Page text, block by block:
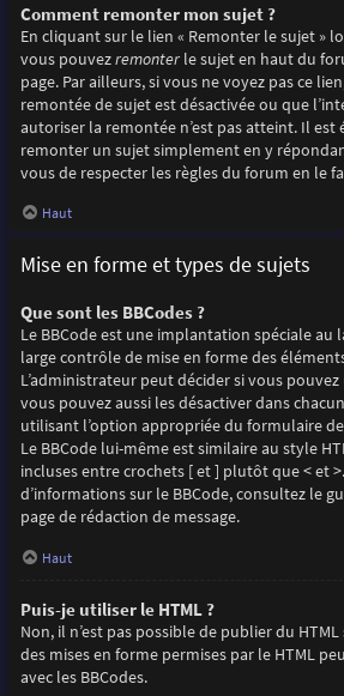
Comment remonter mon sujet ?
En cliquant sur le lien « Remonter le sujet »
vous pouvezremonterle sujet en haut du
page. Par ailleurs, si vous ne voyez pas ce
remontée de sujet est désactivée ou que
autoriser la remontée n’est pas atteint. Il est
remonter un sujet simplement en y
vous de respecter les règles du forum en le
Haut
Mise en forme et types de sujets
Que sont les BBCodes ?
Le BBCode est une implantation spéciale au
large contrôle de mise en forme des
L’administrateur peut décider si vous
vous pouvez aussi les désactiver dans
utilisant l’option appropriée du formulaire
Le BBCode lui-même est similaire au style
incluses entre crochets [ et ] plutôt que < et
d’informations sur le BBCode, consultez le
page de rédaction de message.
Haut
Puis-je utiliser le HTML ?
Non, il n’est pas possible de publier du
des mises en forme permises par le HTML
avec les BBCodes.